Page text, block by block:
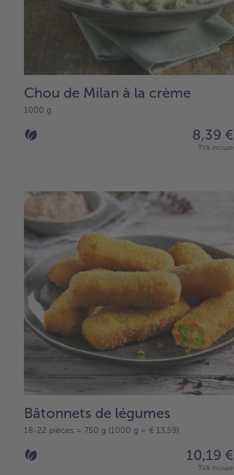
Chou de Milan à la crème
1000 g
8,39 €
TVA incluse
Bâtonnets de légumes
18-22 pièces = 750 g (1000 g = € 13,59)
10,19 €
TVA incluse